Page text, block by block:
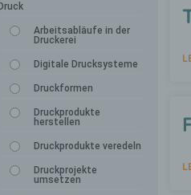
Druck
Arbeitsabläufe in der
Druckerei
Digitale Drucksysteme
Druckformen
Druckprodukte
herstellen
Druckprodukte veredeln
Druckprojekte
umsetzen